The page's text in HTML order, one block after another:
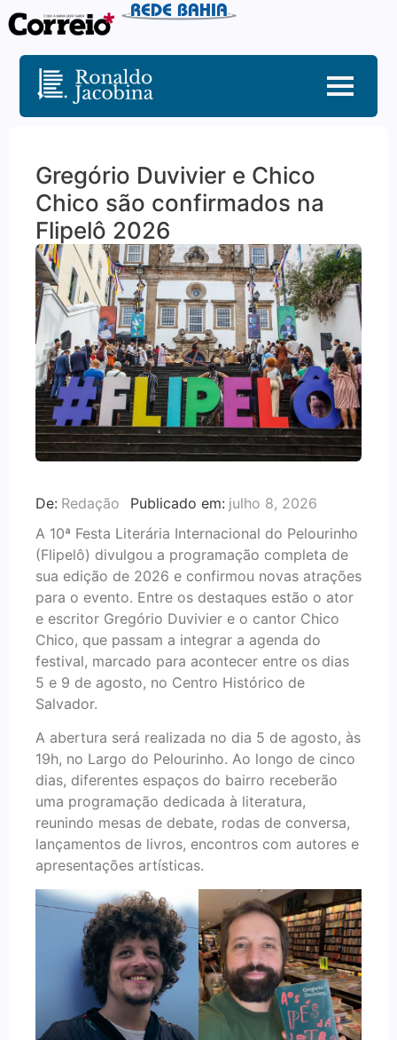
Gregório Duvivier e Chico
Chico são confirmados na
Flipelô 2026
De: Redação Publicado em: julho 8, 2026
A 10ª Festa Literária Internacional do Pelourinho
(Flipelô) divulgou a programação completa de
sua edição de 2026 e confirmou novas atrações
para o evento. Entre os destaques estão o ator
e escritor Gregório Duvivier e o cantor Chico
Chico, que passam a integrar a agenda do
festival, marcado para acontecer entre os dias
5 e 9 de agosto, no Centro Histórico de
Salvador.
A abertura será realizada no dia 5 de agosto, às
19h, no Largo do Pelourinho. Ao longo de cinco
dias, diferentes espaços do bairro receberão
uma programação dedicada à literatura,
reunindo mesas de debate, rodas de conversa,
lançamentos de livros, encontros com autores e
apresentações artísticas.